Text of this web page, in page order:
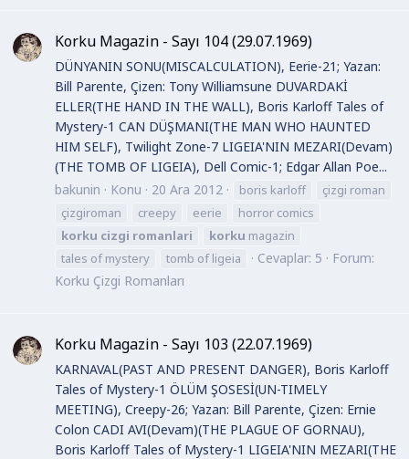
Korku Magazin - Sayı 104 (29.07.1969)
DÜNYANIN SONU(MISCALCULATION), Eerie-21; Yazan:
Bill Parente, Çizen: Tony Williamsune DUVARDAKİ
ELLER(THE HAND IN THE WALL), Boris Karloff Tales of
Mystery-1 CAN DÜŞMANI(THE MAN WHO HAUNTED
HIM SELF), Twilight Zone-7 LIGEIA'NIN MEZARI(Devam)
(THE TOMB OF LIGEIA), Dell Comic-1; Edgar Allan Poe...
bakunin
Konu 20 Ara 2012 boris karloff
çizgi roman
çizgiroman
creepy eerie
horror comics
korku cizgi romanlari korku magazin
tales of mystery
tomb of ligeia Cevaplar: 5
Forum:
Korku Çizgi Romanları
Korku Magazin - Sayı 103 (22.07.1969)
KARNAVAL(PAST AND PRESENT DANGER), Boris Karloff
Tales of Mystery-1 ÖLÜM ŞOSESİ(UN-TIMELY
MEETING), Creepy-26; Yazan: Bill Parente, Çizen: Ernie
Colon CADI AVI(Devam)(THE PLAGUE OF GORNAU),
Boris Karloff Tales of Mystery-1 LIGEIA'NIN MEZARI(THE